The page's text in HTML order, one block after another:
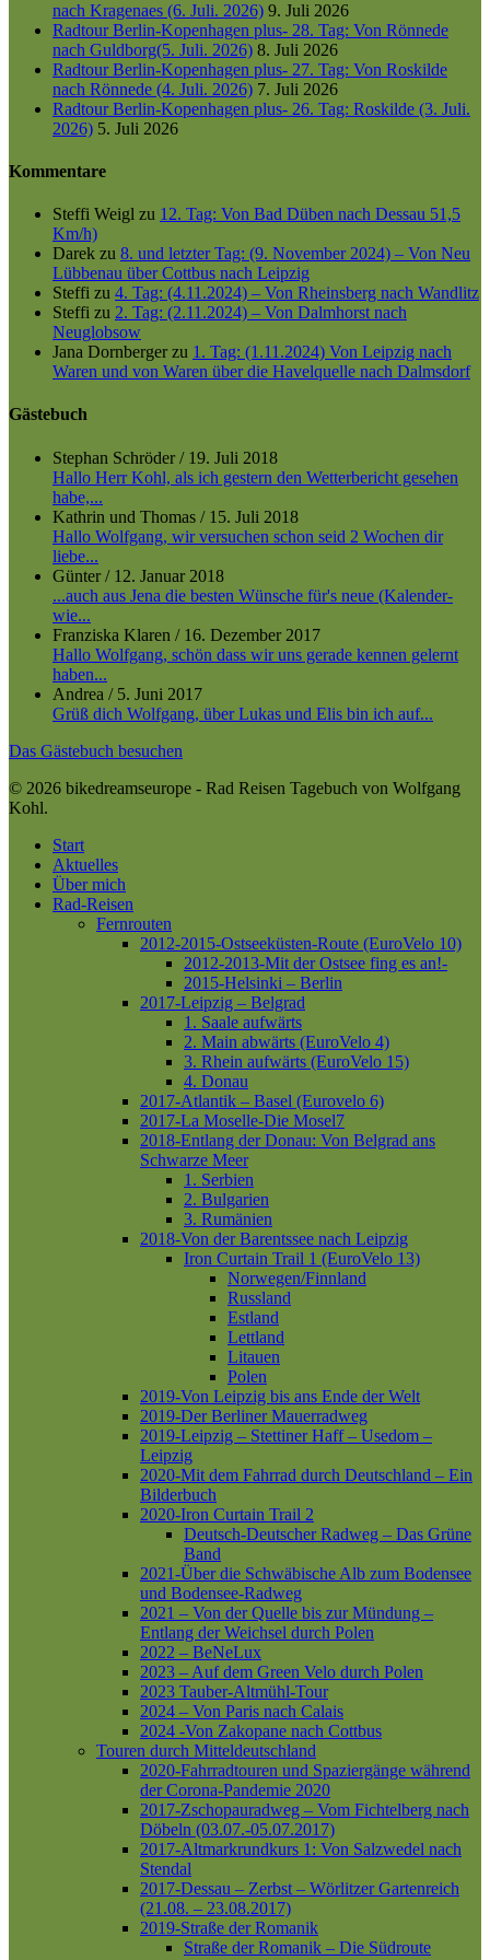
nach Kragenaes (6. Juli. 2026) 9. Juli 2026
Radtour Berlin-Kopenhagen plus- 28. Tag: Von Rönnede
nach Guldborg(5. Juli. 2026) 8. Juli 2026
Radtour Berlin-Kopenhagen plus- 27. Tag: Von Roskilde
nach Rönnede (4. Juli. 2026) 7. Juli 2026
Radtour Berlin-Kopenhagen plus- 26. Tag: Roskilde (3. Juli.
2026) 5. Juli 2026
Kommentare
Steffi Weigl zu 12. Tag: Von Bad Düben nach Dessau 51,5
Km/h)
Darek zu 8. und letzter Tag: (9. November 2024) – Von Neu
Lübbenau über Cottbus nach Leipzig
Steffi zu 4. Tag: (4.11.2024) – Von Rheinsberg nach Wandlitz
Steffi zu 2. Tag: (2.11.2024) – Von Dalmhorst nach
Neuglobsow
Jana Dornbergerzu 1. Tag: (1.11.2024) Von Leipzig nach
Waren und von Waren über die Havelquelle nach Dalmsdorf
Gästebuch
Stephan Schröder/ 19. Juli 2018
Hallo Herr Kohl, als ich gestern den Wetterbericht gesehen
habe,...
Kathrin und Thomas / 15. Juli 2018
Hallo Wolfgang, wir versuchen schon seid 2 Wochen dir
liebe...
Günter/ 12. Januar 2018
...auch aus Jena die besten Wünsche für's neue (Kalender-
wie...
Franziska Klaren / 16. Dezember 2017
Hallo Wolfgang, schön dass wir uns gerade kennen gelernt
haben...
Andrea / 5. Juni 2017
Grüß dich Wolfgang, über Lukas und Elis bin ich auf...
Das Gästebuch besuchen
© 2026 bikedreamseurope - Rad Reisen Tagebuch von Wolfgang
Kohl.
Close
Menu
Start
Aktuelles
Über mich
Rad-Reisen
Fernrouten
2012-2015-Ostseeküsten-Route (EuroVelo 10)
2012-2013-Mit der Ostsee fing es an!-
2015-Helsinki – Berlin
2017-Leipzig – Belgrad
1. Saale aufwärts
2. Main abwärts (EuroVelo 4)
3. Rhein aufwärts (EuroVelo 15)
4. Donau
2017-Atlantik – Basel (Eurovelo 6)
2017-La Moselle-Die Mosel7
2018-Entlang der Donau: Von Belgrad ans
Schwarze Meer
1. Serbien
2. Bulgarien
3. Rumänien
2018-Von der Barentssee nach Leipzig
Iron Curtain Trail 1 (EuroVelo 13)
Norwegen/Finnland
Russland
Estland
Lettland
Litauen
Polen
2019-Von Leipzig bis ans Ende der Welt
2019-Der Berliner Mauerradweg
2019-Leipzig – Stettiner Haff – Usedom –
Leipzig
2020-Mit dem Fahrrad durch Deutschland – Ein
Bilderbuch
2020-Iron Curtain Trail 2
Deutsch-Deutscher Radweg – Das Grüne
Band
2021-Über die Schwäbische Alb zum Bodensee
und Bodensee-Radweg
2021 – Von der Quelle bis zur Mündung –
Entlang der Weichsel durch Polen
2022 – BeNeLux
2023 – Auf dem Green Velo durch Polen
2023 Tauber-Altmühl-Tour
2024 – Von Paris nach Calais
2024 -Von Zakopane nach Cottbus
Touren durch Mitteldeutschland
2020-Fahrradtouren und Spaziergänge während
der Corona-Pandemie 2020
2017-Zschopauradweg – Vom Fichtelberg nach
Döbeln (03.07.-05.07.2017)
2017-Altmarkrundkurs 1: Von Salzwedel nach
Stendal
2017-Dessau – Zerbst – Wörlitzer Gartenreich
(21.08. – 23.08.2017)
2019-Straße der Romanik
Straße der Romanik – Die Südroute